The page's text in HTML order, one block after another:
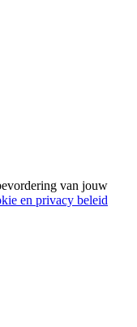
van jouw
en privacy beleid